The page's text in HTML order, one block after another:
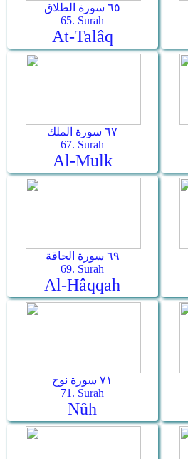
٦٥ سورة الطلاق
65. Surah
At-Talâq
٦٧ سورة الملك
67. Surah
Al-Mulk
٦٩ سورة الحاقة
69. Surah
Al-Hâqqah
٧١ سورة نوح
71. Surah
Nûh